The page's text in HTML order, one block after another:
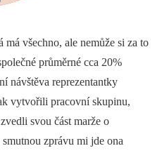
má všechno, ale nemůže si za to
průměrné cca 20%
návštěva reprezentantky
vytvořili pracovní skupinu,
svou část marže o
zprávu mi jde ona